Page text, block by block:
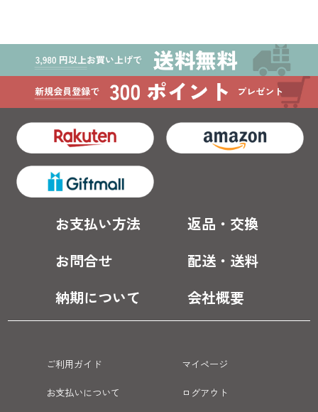
お支払い方法
返品・交換
お問合せ
配送・送料
納期について
会社概要
ご利用ガイド
マイページ
お支払いについて
ログアウト